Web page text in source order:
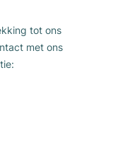
tot ons
met ons